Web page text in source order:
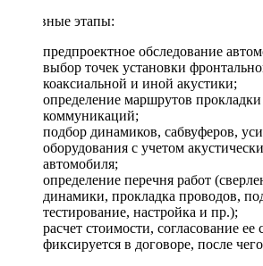
Основные этапы:
предпроектное обследование
выбор точек установки
коаксиальной и иной акустики;
определение маршрутов
коммуникаций;
подбор динамиков, сабвуферов,
оборудования с учетом
автомобиля;
определение перечня работ
динамики, прокладка проводов,
тестирование, настройка и пр.);
расчет стоимости, согласование ее
фиксируется в договоре, после